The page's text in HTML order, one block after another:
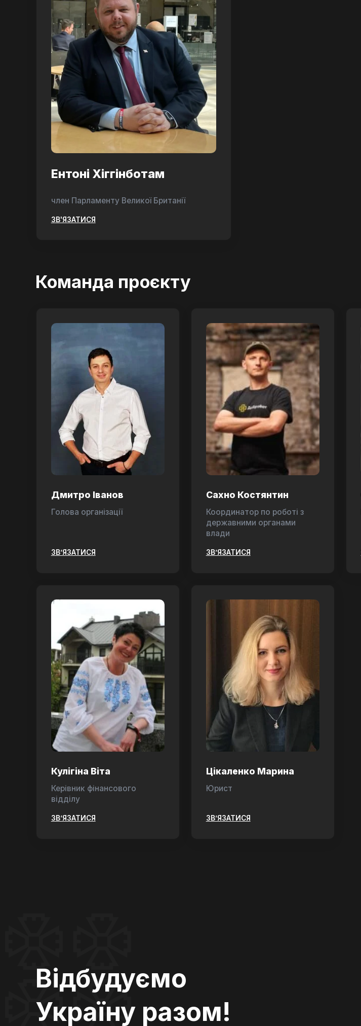
Ентоні Хіггінботам
член Парламенту Великої Британії
ЗВ'ЯЗАТИСЯ
Команда проєкту
Дмитро Іванов
Голова організації
ЗВ’ЯЗАТИСЯ
Сахно Костянтин
Координатор по роботі з
державними органами
влади
ЗВ’ЯЗАТИСЯ
Кулігіна Віта
Керівник фінансового
відділу
ЗВ’ЯЗАТИСЯ
Цікаленко Марина
Юрист
ЗВ’ЯЗАТИСЯ
Відбудуємо
Україну разом!